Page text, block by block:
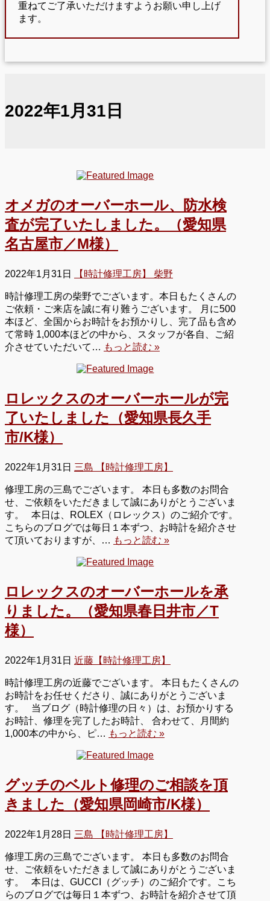
重ねてご了承いただけますようお願い申し上げ
ます。
2022年1月31日
オメガのオーバーホール、防水検
査が完了いたしました。（愛知県
名古屋市／M様）
2022年1月31日 【時計修理工房】 柴野
時計修理工房の柴野でございます。本日もたくさんの
ご依頼・ご来店を誠に有り難うございます。 月に500
本ほど、全国からお時計をお預かりし、完了品も含め
て常時 1,000本ほどの中から、スタッフが各自、ご紹
介させていただいて… もっと読む »
ロレックスのオーバーホールが完
了いたしました（愛知県長久手
市/K様）
2022年1月31日 三島 【時計修理工房】
修理工房の三島でございます。 本日も多数のお問合
せ、ご依頼をいただきまして誠にありがとうございま
す。 本日は、ROLEX（ロレックス）のご紹介です。
こちらのブログでは毎日１本ずつ、お時計を紹介させ
て頂いておりますが、… もっと読む »
ロレックスのオーバーホールを承
りました。（愛知県春日井市／T
様）
2022年1月31日 近藤【時計修理工房】
時計修理工房の近藤でございます。 本日もたくさんの
お時計をお任せくださり、誠にありがとうございま
す。 当ブログ（時計修理の日々）は、お預かりする
お時計、修理を完了したお時計、 合わせて、月間約
1,000本の中から、ピ… もっと読む »
グッチのベルト修理のご相談を頂
きました（愛知県岡崎市/K様）
2022年1月28日 三島 【時計修理工房】
修理工房の三島でございます。 本日も多数のお問合
せ、ご依頼をいただきまして誠にありがとうございま
す。 本日は、GUCCI（グッチ）のご紹介です。こち
らのブログでは毎日１本ずつ、お時計を紹介させて頂